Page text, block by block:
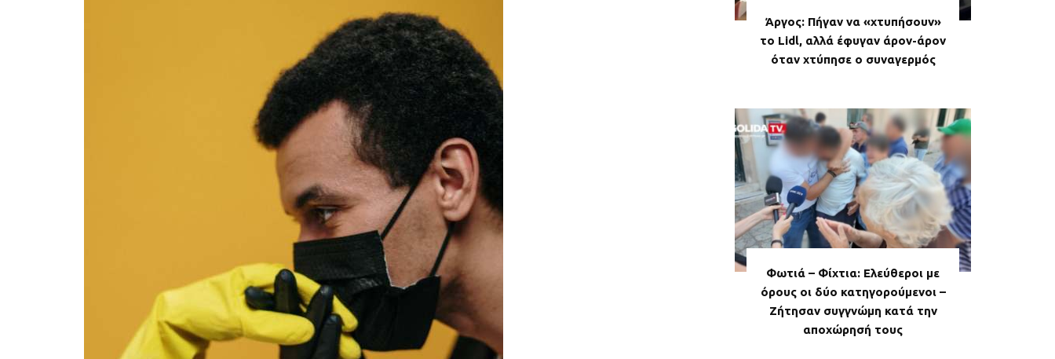
Άργος: Πήγαν να «χτυπήσουν»
το Lidl, αλλά έφυγαν άρον-άρον
όταν χτύπησε ο συναγερμός
Φωτιά – Φίχτια: Ελεύθεροι με
όρους οι δύο κατηγορούμενοι –
Ζήτησαν συγγνώμη κατά την
αποχώρησή τους